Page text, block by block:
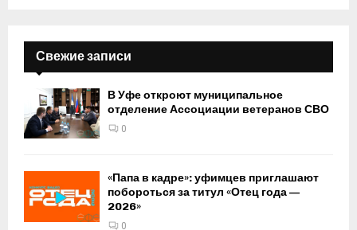
Свежие записи
В Уфе откроют муниципальное
отделение Ассоциации ветеранов СВО
0
«Папа в кадре»: уфимцев приглашают
побороться за титул «Отец года —
2026»
0